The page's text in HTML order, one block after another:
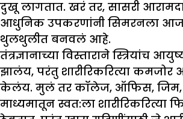
दुखू लागतात. खरं तर, सासरी
आधुनिक उपकरणांनी सिमरनला
थुलथुलीत बनवलं आहे.
तंत्रज्ञानाच्या विस्ताराने स्त्रियांच
झालंय, परंतु शारीरिकरित्या कमजोर
केलंय. मुलं तर कॉलेज, ऑफिस, जिम,
माध्यमातून स्वत:ला शारीरिकरित्या